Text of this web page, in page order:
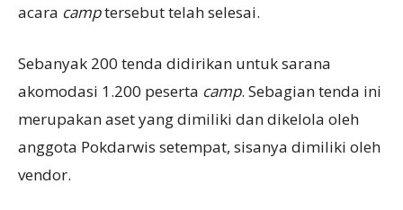
acara camptersebut telah selesai.
Sebanyak 200 tenda didirikan untuk sarana
akomodasi 1.200 peserta camp. Sebagian tenda ini
merupakan aset yang dimiliki dan dikelola oleh
anggota Pokdarwis setempat, sisanya dimiliki oleh
vendor.